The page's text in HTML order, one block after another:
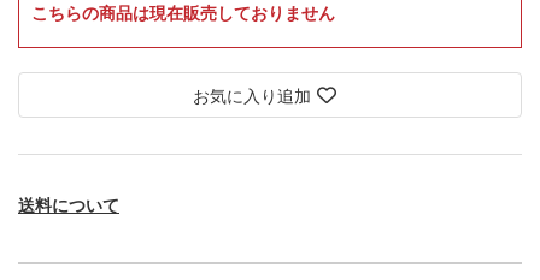
こちらの商品は現在販売しておりません
お気に入り追加
送料について